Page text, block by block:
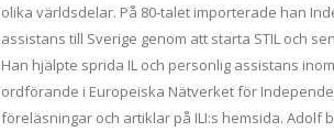
olika världsdelar. På 80-talet importerade han
assistans till Sverige genom att starta STIL och
Han hjälpte sprida IL och personlig assistans
ordförande i Europeiska Nätverket för
föreläsningar och artiklar på ILI:s hemsida. Adolf